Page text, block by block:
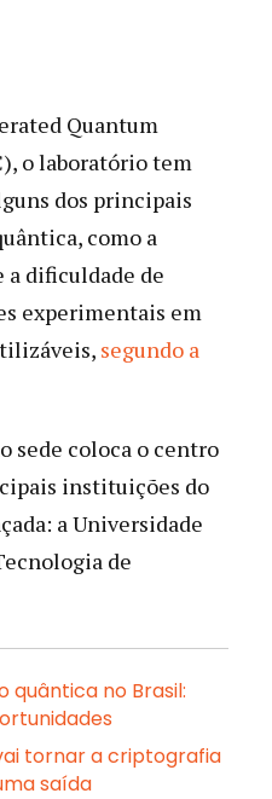
Quantum
o laboratório tem
dos principais
como a
a dificuldade de
experimentais em
segundo a
sede coloca o centro
instituições do
a Universidade
de
quântica no Brasil:
tornar a criptografia
saída